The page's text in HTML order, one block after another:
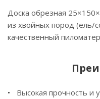
Доска обрезная
из хвойных пород (ель/
качественный
Высокая прочность и